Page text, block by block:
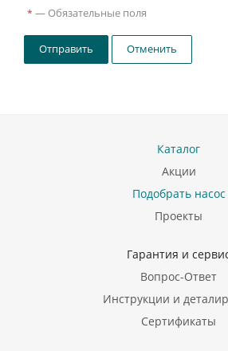
* — Обязательные поля
Отправить Отменить
Каталог
Акции
Подобрать насос
Проекты
Гарантия и
Вопрос-Ответ
Инструкции и
Сертификаты